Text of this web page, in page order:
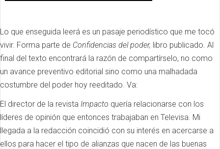
Lo que enseguida leerá es un pasaje periodístico que me tocó
vivir. Forma parte de Confidencias del poder, libro publicado. Al
final del texto encontrará la razón de compartírselo, no como
un avance preventivo editorial sino como una malhadada
costumbre del poder hoy reeditado. Va:
El director de la revista Impacto quería relacionarse con los
líderes de opinión que entonces trabajaban en Televisa. Mi
llegada a la redacción coincidió con su interés en acercarse a
ellos para hacer el tipo de alianzas que nacen de las buenas